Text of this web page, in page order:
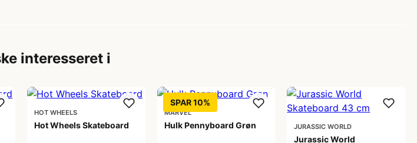
interesseret i
HOT WHEELS
Hot Wheels Skateboard
SPAR 10%
MARVEL
Hulk Pennyboard Grøn JURASSIC WORLD
Jurassic World